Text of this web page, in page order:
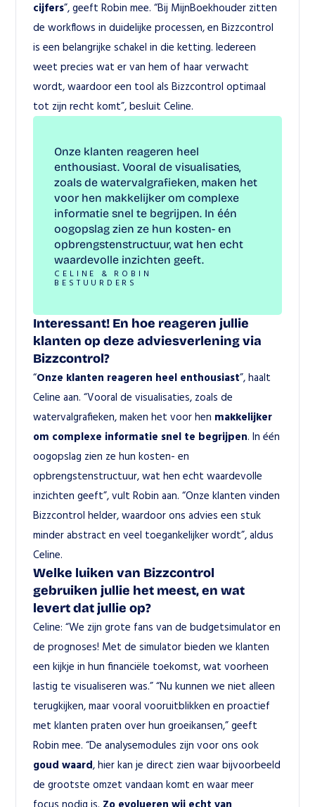
cijfers”, geeft Robin mee. “Bij MijnBoekhouder zitten
de workflows in duidelijke processen, en Bizzcontrol
is een belangrijke schakel in die ketting. Iedereen
weet precies wat er van hem of haar verwacht
wordt, waardoor een tool als Bizzcontrol optimaal
tot zijn recht komt”, besluit Celine.
Onze klanten reageren heel
enthousiast. Vooral de visualisaties,
zoals de watervalgrafieken, maken het
voor hen makkelijker om complexe
informatie snel te begrijpen. In één
oogopslag zien ze hun kosten- en
opbrengstenstructuur, wat hen echt
waardevolle inzichten geeft.
CELINE & ROBIN
BESTUURDERS
Interessant! En hoe reageren jullie
klanten op deze adviesverlening via
Bizzcontrol?
“Onze klanten reageren heel enthousiast”, haalt
Celine aan. “Vooral de visualisaties, zoals de
watervalgrafieken, maken het voor hen makkelijker
om complexe informatie snel te begrijpen. In één
oogopslag zien ze hun kosten- en
opbrengstenstructuur, wat hen echt waardevolle
inzichten geeft”, vult Robin aan. “Onze klanten vinden
Bizzcontrol helder, waardoor ons advies een stuk
minder abstract en veel toegankelijker wordt”, aldus
Celine.
Welke luiken van Bizzcontrol
gebruiken jullie het meest, en wat
levert dat jullie op?
Celine: “We zijn grote fans van de budgetsimulator en
de prognoses! Met de simulator bieden we klanten
een kijkje in hun financiële toekomst, wat voorheen
lastig te visualiseren was.” “Nu kunnen we niet alleen
terugkijken, maar vooral vooruitblikken en proactief
met klanten praten over hun groeikansen,” geeft
Robin mee. “De analysemodules
goud waard, hier kan je direct zien waar bijvoorbeeld
de grootste omzet vandaan komt en waar meer
focus nodig is. Zo evolueren wij echt van